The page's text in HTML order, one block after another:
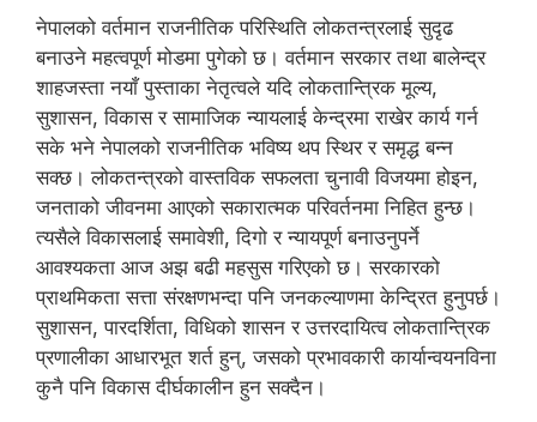
नेपालको वर्तमान राजनीतिक परिस्थिति लोकतन्त्रलाई सुदृढ
बनाउने महत्वपूर्ण मोडमा पुगेको छ। वर्तमान सरकार तथा बालेन्द्र
शाहजस्ता नयाँ पुस्ताका नेतृत्वले यदि लोकतान्त्रिक मूल्य,
सुशासन, विकास र सामाजिक न्यायलाई केन्द्रमा राखेर कार्य गर्न
सके भने नेपालको राजनीतिक भविष्य थप स्थिर र समृद्ध बन्न
सक्छ। लोकतन्त्रको वास्तविक सफलता चुनावी विजयमा होइन,
जनताको जीवनमा आएको सकारात्मक परिवर्तनमा निहित हुन्छ।
त्यसैले विकासलाई समावेशी, दिगो र न्यायपूर्ण बनाउनुपर्ने
आवश्यकता आज अझ बढी महसुस गरिएको छ। सरकारको
प्राथमिकता सत्ता संरक्षणभन्दा पनि जनकल्याणमा केन्द्रित हुनुपर्छ।
सुशासन, पारदर्शिता, विधिको शासन र उत्तरदायित्व लोकतान्त्रिक
प्रणालीका आधारभूत शर्त हुन्, जसको प्रभावकारी कार्यान्वयनविना
कुनै पनि विकास दीर्घकालीन हुन सक्दैन।